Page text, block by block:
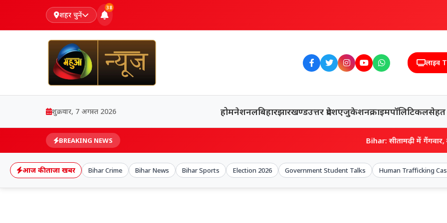
शहर चुनें
38
लाइव
शुक्रवार, 7 अगस्त 2026 होमनेशनलबिहारझारखण्डउत्तर प्रदेशएजुकेशनक्राइमपॉलिटिकलसेहत
BREAKING NEWS Bihar: सीतामढ़ी में गैंगवार, कुख्यात
आज की ताजा खबर Bihar Crime Bihar News Bihar Sports Election 2026 Government Student Talks Human Trafficking